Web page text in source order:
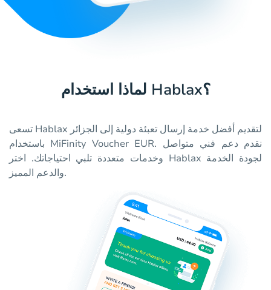
لماذا استخدام Hablax؟
تسعى Hablax لتقديم أفضل خدمة إرسال تعبئة دولية إلى الجزائر
باستخدام MiFinity Voucher EUR. نقدم دعم فني متواصل
وخدمات متعددة تلبي احتياجاتك. اختر Hablax لجودة الخدمة
والدعم المميز.